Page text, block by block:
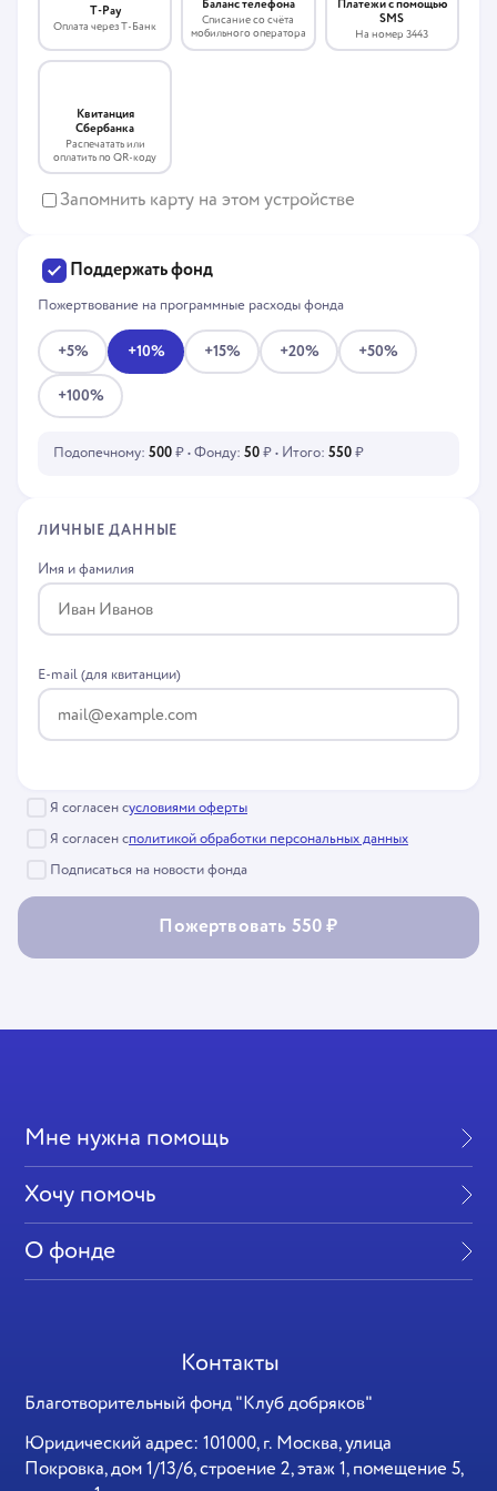
T-Pay
Оплата через Т-Банк
Баланс телефона
Списание со счёта
мобильного оператора
Платежи с помощью
SMS
На номер 3443
Квитанция
Сбербанка
Распечатать или
оплатить по QR-коду
Запомнить карту на этом устройстве
Поддержать фонд
Пожертвование на программные расходы фонда
+5% +10% +15% +20% +50%
+100%
Подопечному: 500 ₽ • Фонду: 50 ₽ • Итого: 550 ₽
ЛИЧНЫЕ ДАННЫЕ
Имя и фамилия
E-mail (для квитанции)
Я согласен сусловиями оферты
Я согласен сполитикой обработки персональных данных
Подписаться на новости фонда
Пожертвовать 550 ₽
Мне нужна помощь
Хочу помочь
О фонде
Контакты
Благотворительный фонд "Клуб добряков"
Юридический адрес: 101000, г. Москва, улица
Покровка, дом 1/13/6, строение 2, этаж 1, помещение 5,